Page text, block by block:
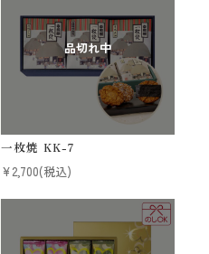
一枚焼 KK-7
¥2,700(税込)